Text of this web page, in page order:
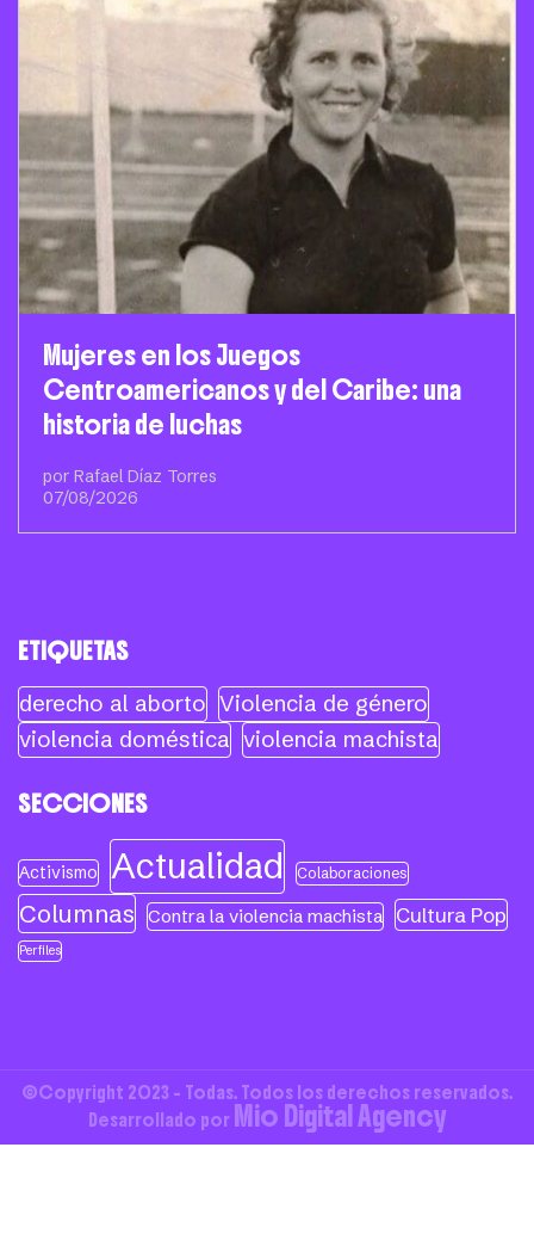
Mujeres en los Juegos
Centroamericanos y del Caribe: una
historia de luchas
por Rafael Díaz Torres
07/08/2026
ETIQUETAS
derecho al aborto Violencia de género
violencia doméstica violencia machista
SECCIONES
Activismo Actualidad Colaboraciones
Columnas Contra la violencia machista Cultura Pop
Perfiles
©Copyright 2023 - Todas. Todos los derechos reservados.
Desarrollado por Mio Digital Agency